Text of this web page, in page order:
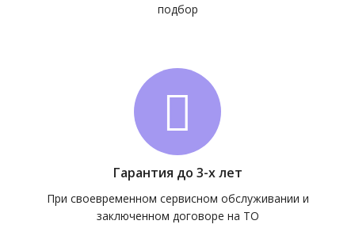
подбор
Гарантия до 3-х лет
При своевременном сервисном обслуживании и
заключенном договоре на ТО